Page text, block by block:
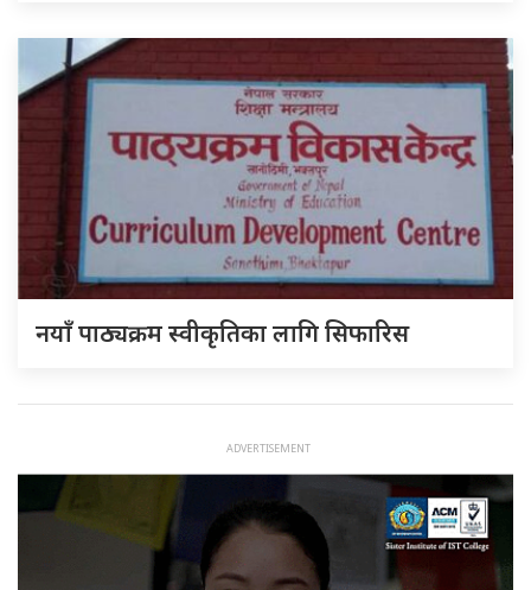
नयाँ पाठ्यक्रम स्वीकृतिका लागि सिफारिस